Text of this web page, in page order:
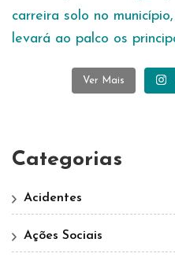
Ver Mais
Categorias
Acidentes
Ações Sociais